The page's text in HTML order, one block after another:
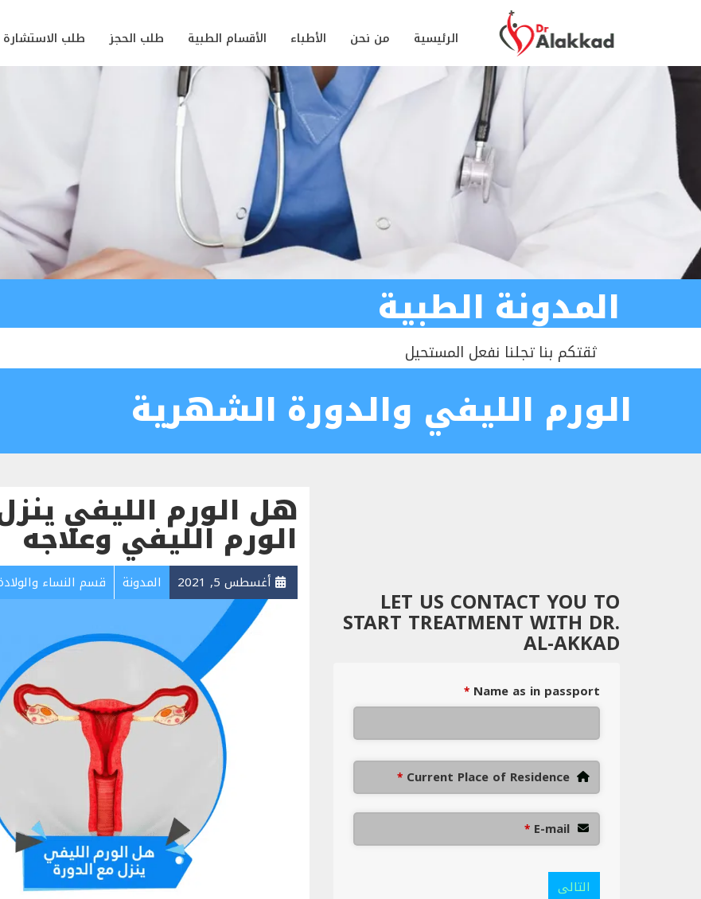
الرئيسية من نحن الأطباء الأقسام الطبية طلب الحجز طلب الاستشارة
المدونة الطبية
ثقتكم بنا تجلنا نفعل المستحيل
الورم الليفي والدورة الشهرية
هل الورم الليفي
الورم الليفي وعلاجه
أغسطس 5, 2021 المدونة قسم النساء
LET US CONTACT YOU TO
START TREATMENT WITH DR.
AL-AKKAD
Name as in passport
*
Current Place of Residence
*
E-mail
*
التالى